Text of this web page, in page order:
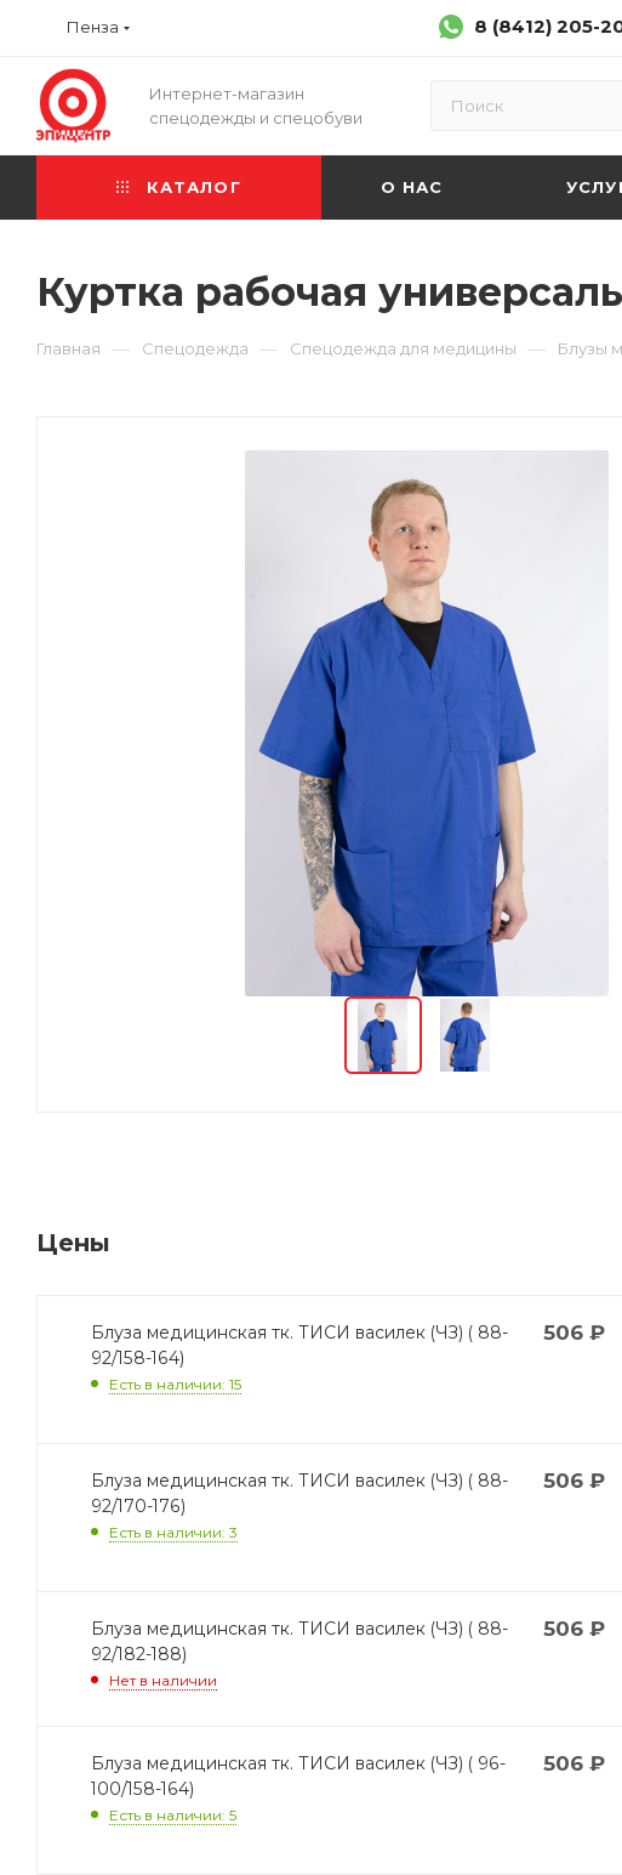
Пенза 8 (8412) 205-
Интернет-магазин
спецодежды и спецобуви
КАТАЛОГ О НАС
Куртка рабочая
Главная — Спецодежда — Спецодежда для медицины — Блузы
Цены
Блуза медицинская тк. ТИСИ василек (ЧЗ) ( 88-
92/158-164)
Есть в наличии: 15
506₽
Блуза медицинская тк. ТИСИ василек (ЧЗ) ( 88-
92/170-176)
Есть в наличии: 3
506₽
Блуза медицинская тк. ТИСИ василек (ЧЗ) ( 88-
92/182-188)
Нет в наличии
506₽
Блуза медицинская тк. ТИСИ василек (ЧЗ) ( 96-
100/158-164)
Есть в наличии: 5
506₽